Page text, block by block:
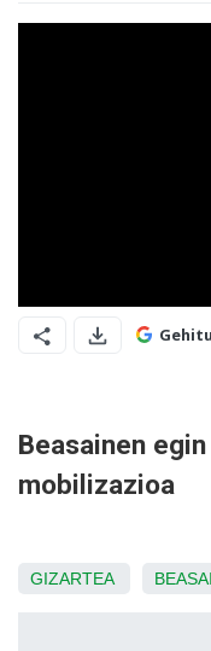
Beasainen
mobilizazioa
GIZARTEA